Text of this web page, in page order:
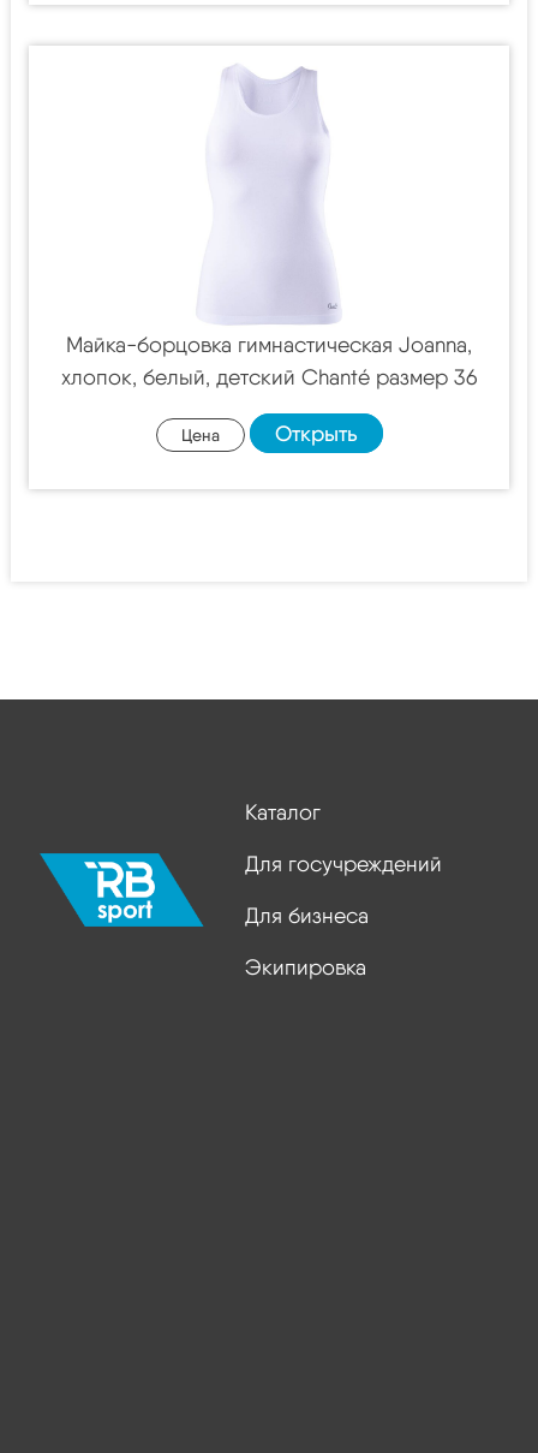
Майка-борцовка гимнастическая Joanna,
хлопок, белый, детский Chanté размер 36
Цена Открыть
Каталог
Для госучреждений
Для бизнеса
Экипировка